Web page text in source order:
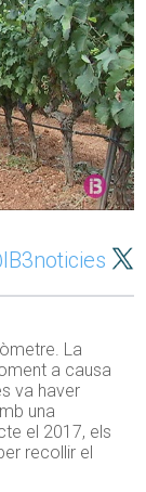
La
a causa
va haver
una
el 2017, els
recollir el